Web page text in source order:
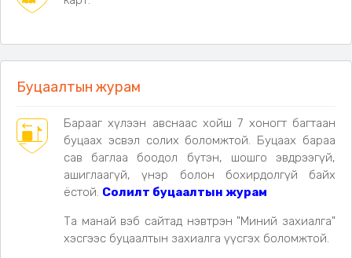
✔ Уян хоолой (шланк) ×1
✔ S хэлбэрийн өлгүүр дэгээ ×1
✔ 4 төрлийн тохируулгатай холбогч толгой ×1
✔ Хэрэглэх заавар ×1
Буцаалтын журам
Барааг хүлээн авснаас хойш 7 хоногт багтаан
буцаах эсвэл солих боломжтой. Буцаах бараа
сав баглаа боодол бүтэн, шошго эвдрээгүй,
ашиглаагүй, үнэр болон бохирдолгүй байх
ёстой. Солилт буцаалтын журам
Та манай вэб сайтад нэвтрэн "Миний захиалга"
хэсгээс буцаалтын захиалга үүсгэх боломжтой.